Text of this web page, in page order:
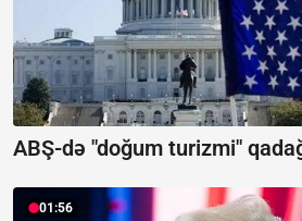
ABŞ-də "doğum turizmi"
01:56